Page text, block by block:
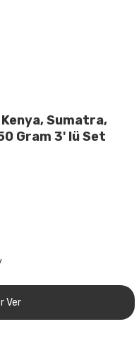
Sumatra,
Gram 3' lü Set
Ver